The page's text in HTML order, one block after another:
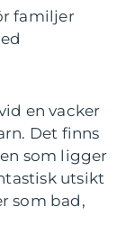
familjer
en vacker
Det finns
som ligger
utsikt
som bad,